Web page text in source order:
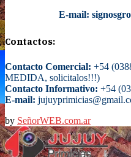
E-mail:
Contactos:
Contacto Comercial: +54
MEDIDA, solicitalos!!!)
Contacto Informativo: +54
E-mail:
by SeñorWEB.com.ar